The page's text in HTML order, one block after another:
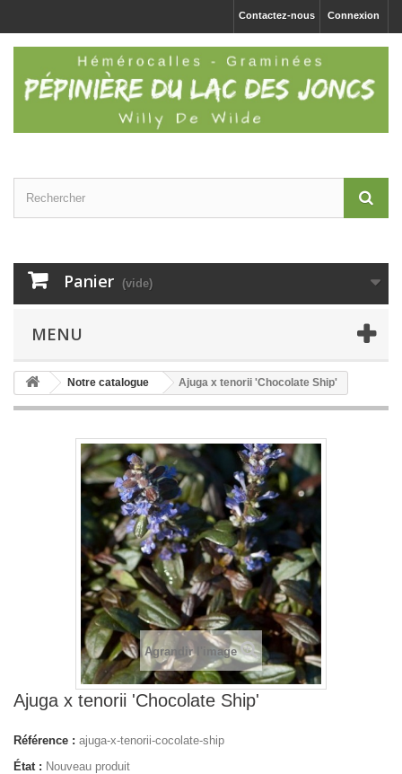
Connexion
Contactez-nous
Panier (vide)
MENU
Notre catalogue Ajuga x tenorii 'Chocolate Ship'
Agrandir l'image
Ajuga x tenorii 'Chocolate Ship'
Référence : ajuga-x-tenorii-cocolate-ship
État : Nouveau produit